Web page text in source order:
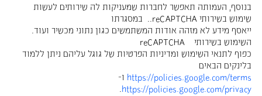
בנוסף, העמותה תאפשר לחברות שמעניקות לה שירותים לעשות
שימוש בשירותי reCAPTCHA.. במסגרתו
ייאסף מידע לא מזהה אודות המשתמשים כגון נתוני מכשיר ועוד.
השימוש בשירותי reCAPTCHA
כפוף לתנאי השימוש ומדיניות הפרטיות של גוגל עליהם ניתן ללמוד
בלינקים הבאים
https://policies.google.com/terms ו-
https://policies.google.com/privacy